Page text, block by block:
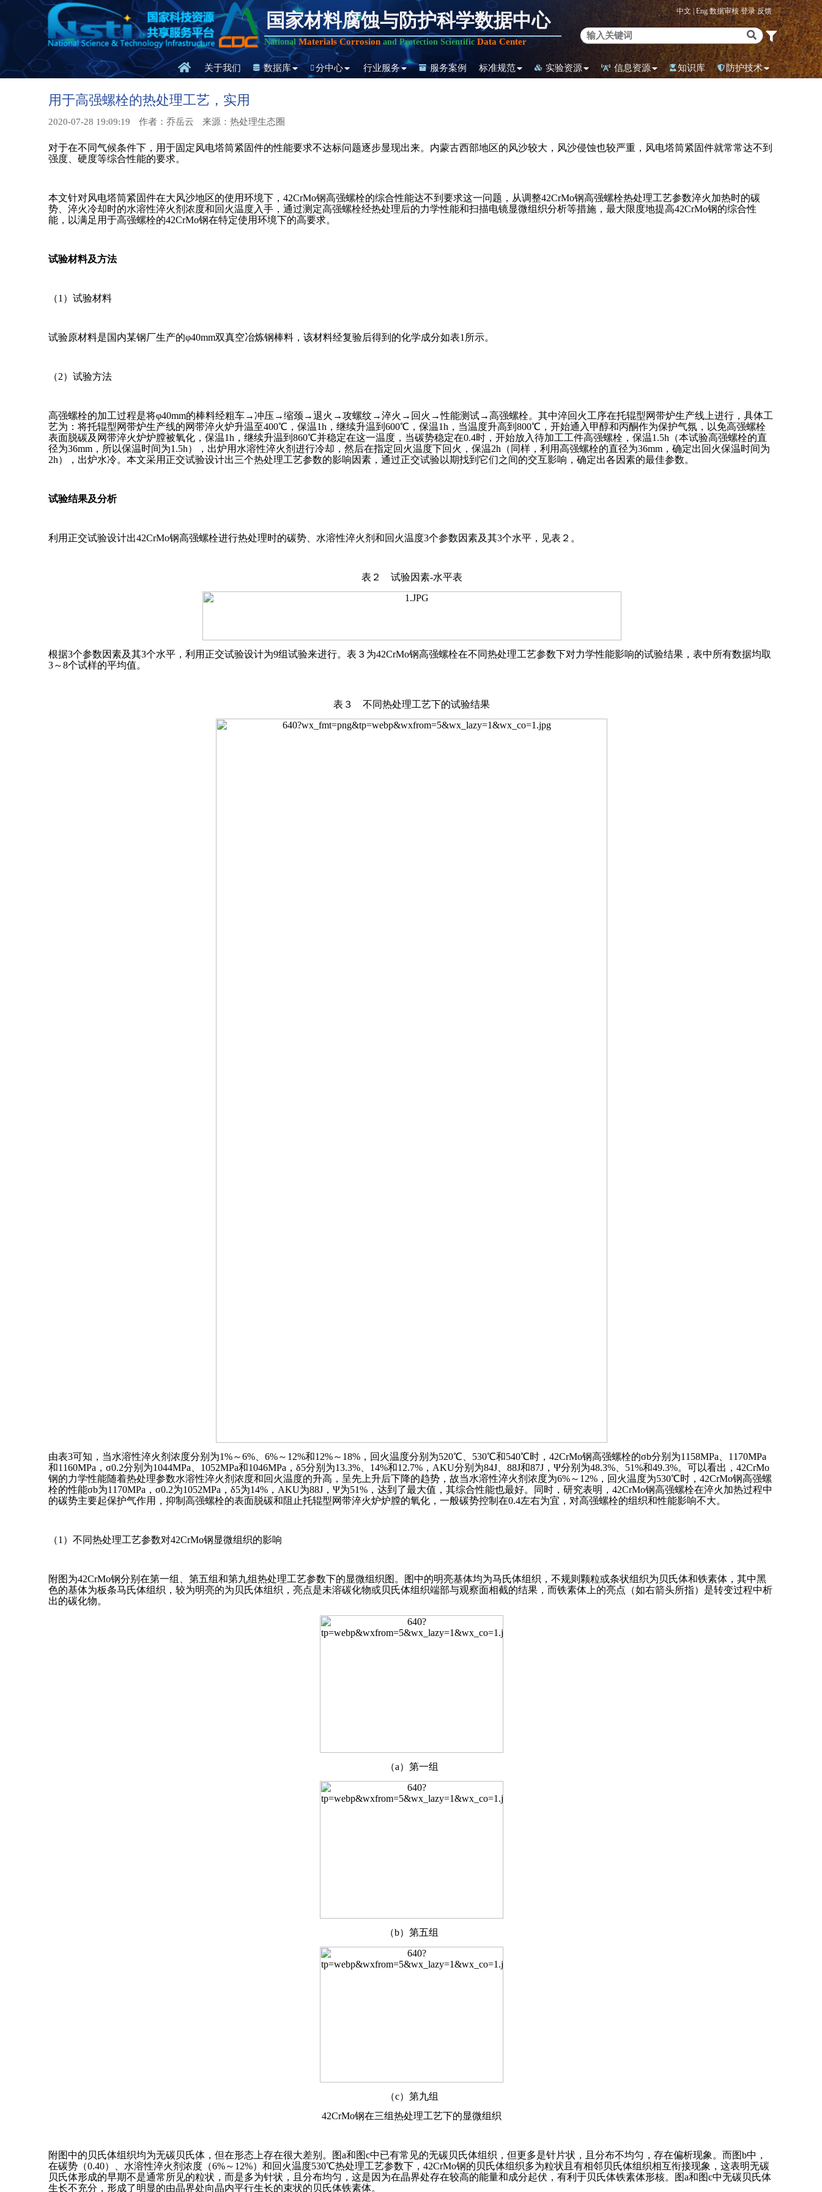
国家材料腐蚀与防护科学数据中心
National Materials Corrosionand Protection Scientific Data Center
中文 |Eng 数据审核登录反馈
关于我们 数据库 分中心 行业服务 服务案例 标准规范 实验资源 信息资源 知识库 防护技术
用于高强螺栓的热处理工艺，实用
2020-07-28 19:09:19 作者：乔岳云 来源：热处理生态圈
对于在不同气候条件下，用于固定风电塔筒紧固件的性能要求不达标问题逐步显现出来。内蒙古西部地区的风沙较大，风沙侵蚀也较严重，风电塔筒紧固件就常常达不到
强度、硬度等综合性能的要求。
本文针对风电塔筒紧固件在大风沙地区的使用环境下，42CrMo钢高强螺栓的综合性能达不到要求这一问题，从调整42CrMo钢高强螺栓热处理工艺参数淬火加热时的碳
势、淬火冷却时的水溶性淬火剂浓度和回火温度入手，通过测定高强螺栓经热处理后的力学性能和扫描电镜显微组织分析等措施，最大限度地提高42CrMo钢的综合性
能，以满足用于高强螺栓的42CrMo钢在特定使用环境下的高要求。
试验材料及方法
（1）试验材料
试验原材料是国内某钢厂生产的φ40mm双真空冶炼钢棒料，该材料经复验后得到的化学成分如表1所示。
（2）试验方法
高强螺栓的加工过程是将φ40mm的棒料经粗车→冲压→缩颈→退火→攻螺纹→淬火→回火→性能测试→高强螺栓。其中淬回火工序在托辊型网带炉生产线上进行，具体工
艺为：将托辊型网带炉生产线的网带淬火炉升温至400℃，保温1h，继续升温到600℃，保温1h，当温度升高到800℃，开始通入甲醇和丙酮作为保护气氛，以免高强螺栓
表面脱碳及网带淬火炉炉膛被氧化，保温1h，继续升温到860℃并稳定在这一温度，当碳势稳定在0.4时，开始放入待加工工件高强螺栓，保温1.5h（本试验高强螺栓的直
径为36mm，所以保温时间为1.5h），出炉用水溶性淬火剂进行冷却，然后在指定回火温度下回火，保温2h（同样，利用高强螺栓的直径为36mm，确定出回火保温时间为
2h），出炉水冷。本文采用正交试验设计出三个热处理工艺参数的影响因素，通过正交试验以期找到它们之间的交互影响，确定出各因素的最佳参数。
试验结果及分析
利用正交试验设计出42CrMo钢高强螺栓进行热处理时的碳势、水溶性淬火剂和回火温度3个参数因素及其3个水平，见表２。
表２ 试验因素-水平表
根据3个参数因素及其3个水平，利用正交试验设计为9组试验来进行。表３为42CrMo钢高强螺栓在不同热处理工艺参数下对力学性能影响的试验结果，表中所有数据均取
3～8个试样的平均值。
表３ 不同热处理工艺下的试验结果
由表3可知，当水溶性淬火剂浓度分别为1%～6%、6%～12%和12%～18%，回火温度分别为520℃、530℃和540℃时，42CrMo钢高强螺栓的σb分别为1158MPa、1170MPa
和1160MPa，σ0.2分别为1044MPa、1052MPa和1046MPa，δ5分别为13.3%、14%和12.7%，AKU分别为84J、88J和87J，Ψ分别为48.3%、51%和49.3%。可以看出，42CrMo
钢的力学性能随着热处理参数水溶性淬火剂浓度和回火温度的升高，呈先上升后下降的趋势，故当水溶性淬火剂浓度为6%～12%，回火温度为530℃时，42CrMo钢高强螺
栓的性能σb为1170MPa，σ0.2为1052MPa，δ5为14%，AKU为88J，Ψ为51%，达到了最大值，其综合性能也最好。同时，研究表明，42CrMo钢高强螺栓在淬火加热过程中
的碳势主要起保护气作用，抑制高强螺栓的表面脱碳和阻止托辊型网带淬火炉炉膛的氧化，一般碳势控制在0.4左右为宜，对高强螺栓的组织和性能影响不大。
（1）不同热处理工艺参数对42CrMo钢显微组织的影响
附图为42CrMo钢分别在第一组、第五组和第九组热处理工艺参数下的显微组织图。图中的明亮基体均为马氏体组织，不规则颗粒或条状组织为贝氏体和铁素体，其中黑
色的基体为板条马氏体组织，较为明亮的为贝氏体组织，亮点是未溶碳化物或贝氏体组织端部与观察面相截的结果，而铁素体上的亮点（如右箭头所指）是转变过程中析
出的碳化物。
（a）第一组
（b）第五组
（c）第九组
42CrMo钢在三组热处理工艺下的显微组织
附图中的贝氏体组织均为无碳贝氏体，但在形态上存在很大差别。图a和图c中已有常见的无碳贝氏体组织，但更多是针片状，且分布不均匀，存在偏析现象。而图b中，
在碳势（0.40）、水溶性淬火剂浓度（6%～12%）和回火温度530℃热处理工艺参数下，42CrMo钢的贝氏体组织多为粒状且有相邻贝氏体组织相互衔接现象，这表明无碳
贝氏体形成的早期不是通常所见的粒状，而是多为针状，且分布均匀，这是因为在晶界处存在较高的能量和成分起伏，有利于贝氏体铁素体形核。图a和图c中无碳贝氏体
生长不充分，形成了明显的由晶界处向晶内平行生长的束状的贝氏体铁素体。